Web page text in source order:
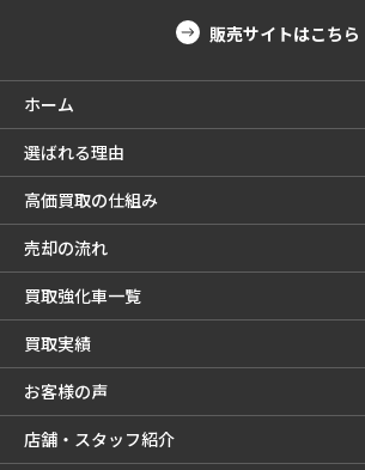
販売サイトはこちら
ホーム
選ばれる理由
高価買取の仕組み
売却の流れ
買取強化車一覧
買取実績
お客様の声
店舗・スタッフ紹介